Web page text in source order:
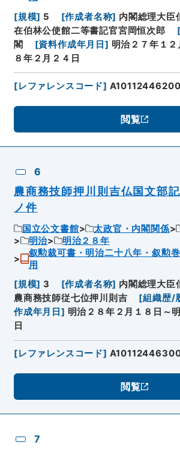
[規模] 5 [作成者名称] 内閣総理大臣
在伯林公使館二等書記官宮岡恒次郎
閣
[資料作成年月日 ] 明治２７年１
８年２月２４日
[レファレンスコード] A10112446200
閲覧
6
農商務技師押川則吉仏国文部
ノ件
国立公文書館 太政官・内閣関係
明治
明治２８年
叙勲裁可書・明治二十八年・叙勲
用
[規模] 3 [作成者名称] 内閣総理大臣
農商務技師従七位押川則吉
[組織歴/
作成年月日 ] 明治２８年２月１８日～
日
[レファレンスコード]
閲覧
7